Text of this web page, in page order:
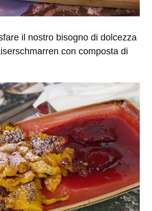
il nostro bisogno di dolcezza
con composta di